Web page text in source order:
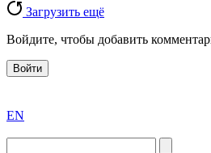
Загрузить ещё
Войдите, чтобы добавить
Войти
the
division
EN